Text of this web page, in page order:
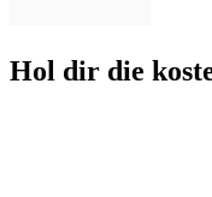
Hol dir die